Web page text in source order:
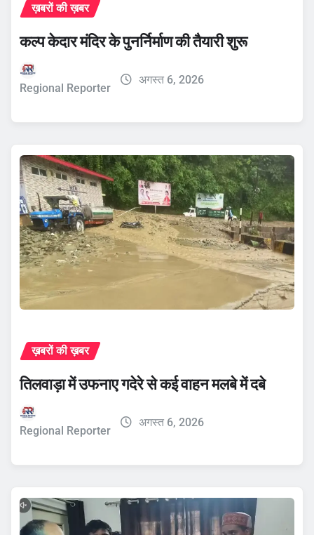
ख़बरों की ख़बर
कल्प केदार मंदिर के पुनर्निर्माण की तैयारी शुरू
Regional Reporter
अगस्त 6, 2026
ख़बरों की ख़बर
तिलवाड़ा में उफनाए गदेरे से कई वाहन मलबे में दबे
Regional Reporter
अगस्त 6, 2026